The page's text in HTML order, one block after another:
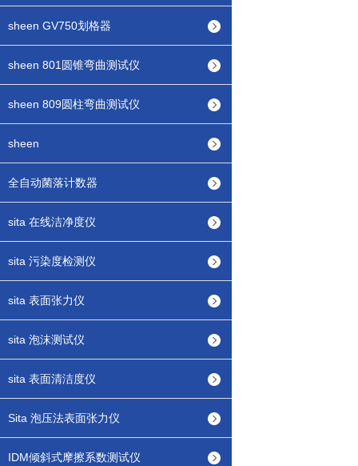
sheen GV750划格器
sheen 801圆锥弯曲测试仪
sheen 809圆柱弯曲测试仪
sheen
全自动菌落计数器
sita 在线洁净度仪
sita 污染度检测仪
sita 表面张力仪
sita 泡沫测试仪
sita 表面清洁度仪
Sita 泡压法表面张力仪
IDM倾斜式摩擦系数测试仪